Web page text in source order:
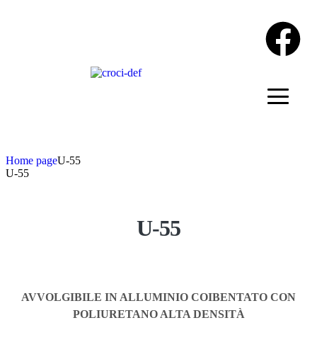
Home pageU-55
U-55
U-55
AVVOLGIBILE IN ALLUMINIO COIBENTATO CON
POLIURETANO ALTA DENSITÀ